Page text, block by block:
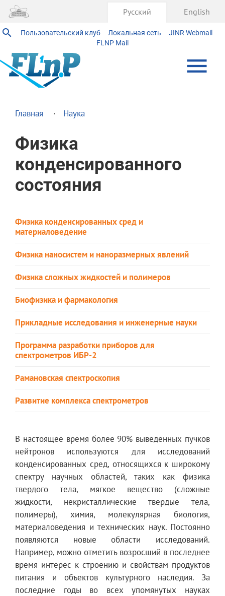
Пользовательский клуб Локальная сеть
JINR Webmail
FLNP Mail
Русский English
Главная Наука
Физика
конденсированного
состояния
Физика конденсированных сред и
материаловедение
Физика наносистем и наноразмерных явлений
Физика сложных жидкостей и полимеров
Биофизика и фармакология
Прикладные исследования и инженерные науки
Программа разработки приборов для
спектрометров ИБР-2
Рамановская спектроскопия
Развитие комплекса спектрометров
В настоящее время более 90% выведенных пучков
нейтронов используются для исследований
конденсированных сред, относящихся к широкому
спектру научных областей, таких как физика
твердого тела, мягкое вещество (сложные
жидкости, некристаллические твердые тела,
полимеры), химия, молекулярная биология,
материаловедения и технических наук. Постоянно
появляются новые области исследований.
Например, можно отметить возросший в последнее
время интерес к строению и свойствам продуктов
питания и объектов культурного наследия. За
последние годы во всех упомянутых науках